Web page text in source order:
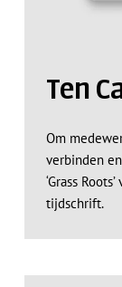
Ten
Om
verbinden
‘Grass
tijdschrift.